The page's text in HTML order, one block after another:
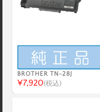
BROTHER TN-28J
¥7,920(税込)